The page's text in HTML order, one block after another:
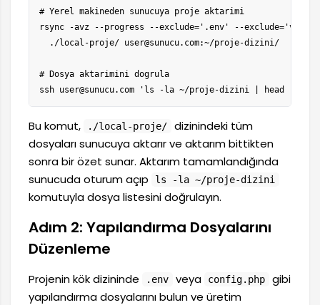
# Yerel makineden sunucuya proje aktarimi
rsync -avz --progress --exclude='.env' --
  ./local-proje/ user@sunucu.com:~/proje-dizini/
# Dosya aktarimini dogrula
ssh user@sunucu.com 'ls -la ~/proje-dizini | head -20'
Bu komut, ./local-proje/
dizinindeki tüm
dosyaları sunucuya aktarır ve aktarım bittikten
sonra bir özet sunar. Aktarım tamamlandığında
sunucuda oturum açıp
ls -la ~/proje-dizini
komutuyla dosya listesini doğrulayın.
Adım 2: Yapılandırma Dosyalarını
Düzenleme
Projenin kök dizininde .env veya config.php
gibi
yapılandırma dosyalarını bulun ve üretim